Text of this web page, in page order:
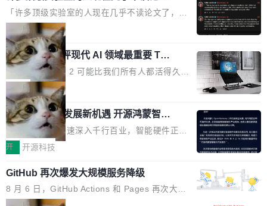
了
「许多顶级实验室的人现在几乎不读论文了，而
且他们认为 ICLR/ICML/NeurIPS 充斥着大量过
度宣传和欺诈。」 OpenAI 研究员 Keller Jorda
n 这条推文引发了广泛讨论。他不是在说风凉
话，他是说出了一个圈内人尽皆知但很少公开捅
破的事实。 Jordan 随后补充了一句软化声明：
「我不认为这些会议上大部分论文都在过度宣传
或造假。问题是，作为读者，如果你筛选出那些
看起来最令人兴奋的论文，那它们大部分都是过
度宣传的。」 这才是真正的痛点。不是所有论文
都有问题，是最吸引眼球的那批论文最有问题。
他引用的帖子来自 Mathew Shen，一位 ICLR 2
026 的读者：「看了篇 ...
局
xAI 前工程师评现代 AI 领域最重要 Top
3 开源项目
Flash Attention 2 可能比我们所有人都活得久。
这句话不是来自某个技术博客，而是出自 Hieu
Pham 的一条推文。Hieu Pham 是谁？他是 xAI
的早期工程师之一，在 Grok 训练基础设施团队
工作过。近日他在 X 上发了一条帖子，列出了他
认为现代 AI 领域最重要的三个开源项目。 第一
个名字毫无悬念：Flash Attention 2。 Hieu 的
理由很具体。FA 系列不需要解释，但 FA2 是他
认为最重要的一个——复杂度恰到好处，刚好能
驱动你去学 CuTe，但还没被那些"邪恶的" Hopp
局
共商智能硬件发展新机遇 开源鸿蒙智能
硬件开发者日杭州站即将举行
随着万物智联加速深入千行百业，智能硬件正从
单点设备迈向智能化、网联化、协同化发展。作
鸿蒙通过统一技术底座和分布式能力，为不同类
型智能设备的开发、连接与互联提供关键支撑，
也为产业链企业探索产品创新与商业增长打开新
开 开源科技
GitHub 再次爆发大规模服务降级
8 月 6 日，GitHub Actions 和 Pages 再次大规
模服务降级，Actions 完全不可用超过 5 小时，